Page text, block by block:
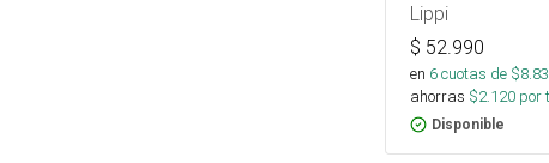
Lippi
$ 52.990
en 6cuotas de $
ahorras $2.120 por
Disponible